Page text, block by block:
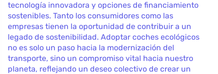
tecnología innovadora y opciones de financiamiento
sostenibles. Tanto los consumidores como las
empresas tienen la oportunidad de contribuir a un
legado de sostenibilidad. Adoptar coches ecológicos
no es solo un paso hacia la modernización del
transporte, sino un compromiso vital hacia nuestro
planeta, reflejando un deseo colectivo de crear un